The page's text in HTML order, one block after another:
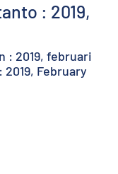
: 2019,
: 2019, februari
February